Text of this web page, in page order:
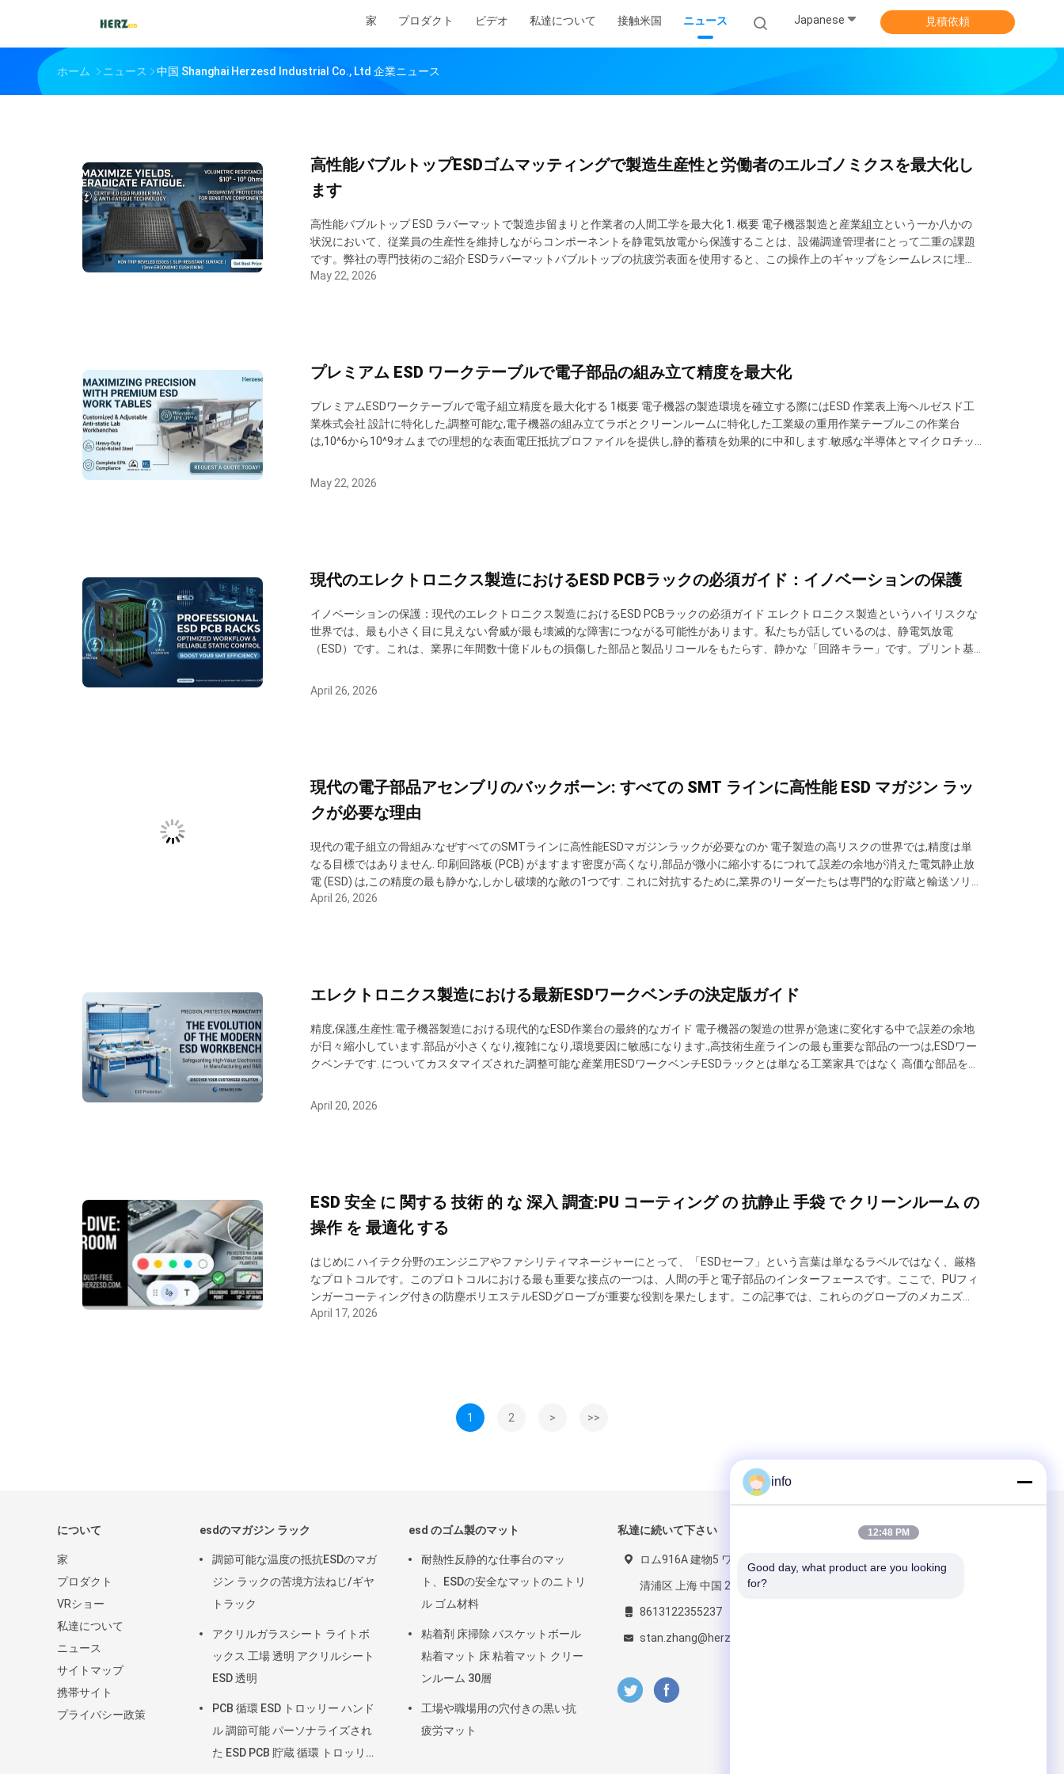
家 プロダクト ビデオ 私達について 接触米国 ニュース Japanese 見積依頼
ホーム ニュース 中国 Shanghai Herzesd Industrial Co., Ltd 企業ニュース
高性能バブルトップESDゴムマッティングで製造生産性と労働者のエルゴノミクスを最大化し
ます
高性能バブルトップ ESD ラバーマットで製造歩留まりと作業者の人間工学を最大化 1. 概要 電子機器製造と産業組立という一か八かの
状況において、従業員の生産性を維持しながらコンポーネントを静電気放電から保護することは、設備調達管理者にとって二重の課題
です。弊社の専門技術のご紹介 ESDラバーマットバブルトップの抗疲労表面を使用すると、この操作上のギャップをシームレスに埋め
ることができます。この革新的な床ソリューションは、頑丈な合成ゴム組成物と、集積回路を損なう前に安全に静電気を接地するよう
May 22, 2026
プレミアム ESD ワークテーブルで電子部品の組み立て精度を最大化
プレミアムESDワークテーブルで電子組立精度を最大化する 1概要 電子機器の製造環境を確立する際にはESD 作業表上海ヘルゼスド工
業株式会社 設計に特化した,調整可能な,電子機器の組み立てラボとクリーンルームに特化した工業級の重用作業テーブルこの作業台
は,10^6から10^9オムまでの理想的な表面電圧抵抗プロファイルを提供し,静的蓄積を効果的に中和します.敏感な半導体とマイクロチッ
す堅牢な物理的特性と高級の電磁静止放電防止技術を組み合わせることで世界的なコンプライアンス基...
May 22, 2026
現代のエレクトロニクス製造におけるESD PCBラックの必須ガイド：イノベーションの保護
イノベーションの保護：現代のエレクトロニクス製造におけるESD PCBラックの必須ガイド エレクトロニクス製造というハイリスクな
世界では、最も小さく目に見えない脅威が最も壊滅的な障害につながる可能性があります。私たちが話しているのは、静電気放電
（ESD）です。これは、業界に年間数十億ドルもの損傷した部品と製品リコールをもたらす、静かな「回路キラー」です。プリント基
れに対抗するため、プロの製造環境は特殊なインフラストラクチャに依存しています。この武器庫の中で最も重要なツール...
April 26, 2026
現代の電子部品アセンブリのバックボーン: すべての SMT ラインに高性能 ESD マガジン ラッ
クが必要な理由
現代の電子組立の骨組み:なぜすべてのSMTラインに高性能ESDマガジンラックが必要なのか 電子製造の高リスクの世界では,精度は単
なる目標ではありません. 印刷回路板 (PCB) がますます密度が高くなり,部品が微小に縮小するにつれて,誤差の余地が消えた電気静止放
電 (ESD) は,この精度の最も静かな,しかし破壊的な敵の1つです. これに対抗するために,業界のリーダーたちは専門的な貯蔵と輸送ソリ
ューションに目を向けています.その中にはESDマガジンラックは,製品の整合性を確保し,ワークフローを合理化し,出力を最大化するた
April 26, 2026
エレクトロニクス製造における最新ESDワークベンチの決定版ガイド
精度,保護,生産性:電子機器製造における現代的なESD作業台の最終的なガイド 電子機器の製造の世界が急速に変化する中で,誤差の余地
が日々縮小しています.部品が小さくなり,複雑になり,環境要因に敏感になります.,高技術生産ラインの最も重要な部品の一つは,ESDワー
クベンチです. についてカスタマイズされた調整可能な産業用ESDワークベンチESDラックとは単なる工業家具ではなく 高価な部品を保
立て に おける 標準 製品 に なっ て いる か を 調べ ...
April 20, 2026
ESD 安全 に 関する 技術 的 な 深入 調査:PU コーティング の 抗静止 手袋 で クリーンルーム の
操作 を 最適化 する
はじめに ハイテク分野のエンジニアやファシリティマネージャーにとって、「ESDセーフ」という言葉は単なるラベルではなく、厳格
なプロトコルです。このプロトコルにおける最も重要な接点の一つは、人間の手と電子部品のインターフェースです。ここで、PUフィ
ンガーコーティング付きの防塵ポリエステルESDグローブが重要な役割を果たします。この記事では、これらのグローブのメカニズ
ム、メンテナンス、そしてそれらが包括的なESD制御プログラムにどのように貢献するかについて、技術的な詳細を掘り下げていきま
April 17, 2026
1 2 > >>
について
家
プロダクト
VRショー
私達について
ニュース
サイトマップ
携帯サイト
プライバシー政策
esdのマガジン ラック
調節可能な温度の抵抗ESDのマガ
ジン ラックの苦境方法ねじ/ギヤ
トラック
アクリルガラスシート ライトボ
ックス 工場 透明 アクリルシート
ESD 透明
PCB 循環 ESD トロッリー ハンド
ル 調節可能 パーソナライズされ
た ESD PCB 貯蔵 循環 トロッリー
esd のゴム製のマット
耐熱性反静的な仕事台のマッ
ト、ESDの安全なマットのニトリ
ル ゴム材料
粘着剤 床掃除 バスケットボール
粘着マット 床 粘着マット クリー
ンルーム 30層
工場や職場用の穴付きの黒い抗
疲労マット
私達に続いて下さい
ロム916A 建物5 ワンダマオ
清浦区 上海 中国 201700
8613122355237
stan.zhang@herzesd.com
メールでお問い合わせ
info
12:48 PM
Good day, what product are you looking
for?